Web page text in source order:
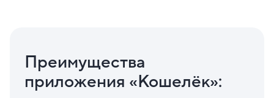
Преимущества
приложения «Кошелёк»: